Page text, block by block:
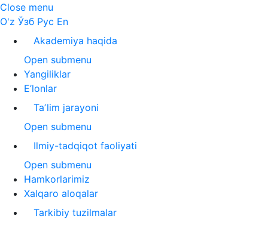
Close menu
O'z Ўзб Рус En
Akademiya haqida
Open submenu
Yangiliklar
E’lonlar
Taʼlim jarayoni
Open submenu
Ilmiy-tadqiqot faoliyati
Open submenu
Hamkorlarimiz
Xalqaro aloqalar
Tarkibiy tuzilmalar